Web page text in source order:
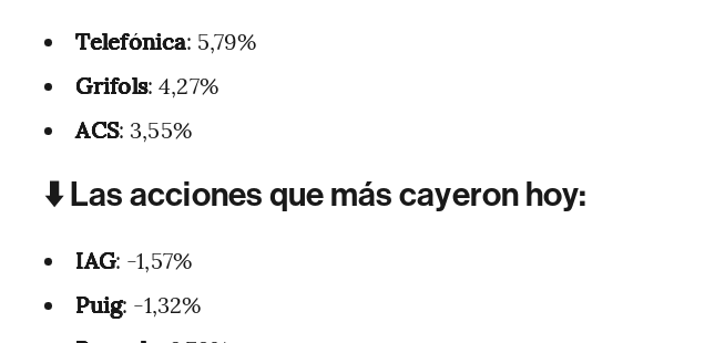
Telefónica: 5,79%
Grifols: 4,27%
ACS: 3,55%
⬇️ Las acciones que más cayeron hoy:
IAG: -1,57%
Puig: -1,32%